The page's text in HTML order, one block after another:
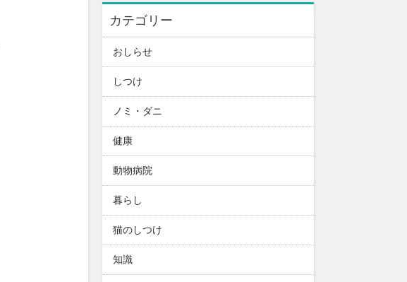
カテゴリー
おしらせ
しつけ
ノミ・ダニ
健康
動物病院
暮らし
猫のしつけ
知識